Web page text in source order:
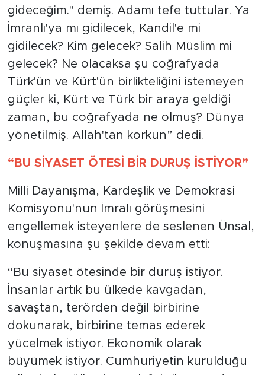
gideceğim." demiş. Adamı tefe tuttular. Ya
İmranlı'ya mı gidilecek, Kandil'e mi
gidilecek? Kim gelecek? Salih Müslim mi
gelecek? Ne olacaksa şu coğrafyada
Türk'ün ve Kürt'ün birlikteliğini istemeyen
güçler ki, Kürt ve Türk bir araya geldiği
zaman, bu coğrafyada ne olmuş? Dünya
yönetilmiş. Allah'tan korkun” dedi.
“BU SİYASET ÖTESİ BİR DURUŞ İSTİYOR”
Milli Dayanışma, Kardeşlik ve Demokrasi
Komisyonu'nun İmralı görüşmesini
engellemek isteyenlere de seslenen Ünsal,
konuşmasına şu şekilde devam etti:
“Bu siyaset ötesinde bir duruş istiyor.
İnsanlar artık bu ülkede kavgadan,
savaştan, terörden değil birbirine
dokunarak, birbirine temas ederek
yücelmek istiyor. Ekonomik olarak
büyümek istiyor. Cumhuriyetin kurulduğu